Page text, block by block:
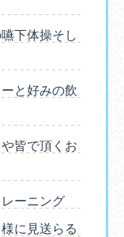
下体操そし
と好みの飲
皆で頂くお
ーニング
に見送らる